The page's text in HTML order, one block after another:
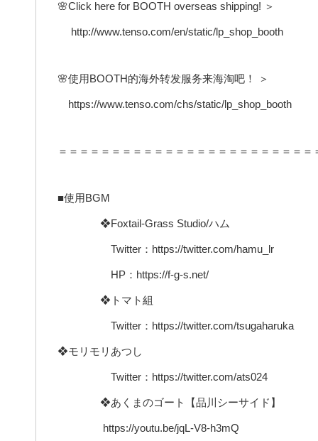
🌸Click here for BOOTH overseas shipping! ＞
http://www.tenso.com/en/static/lp_shop_booth
🌸使用BOOTH的海外转发服务来海淘吧！ ＞
https://www.tenso.com/chs/static/lp_shop_booth
＝＝＝＝＝＝＝＝＝＝＝＝＝＝＝＝＝＝＝＝＝＝＝＝
■使用BGM
❖Foxtail-Grass Studio/ハム
Twitter：https://twitter.com/hamu_lr
HP：https://f-g-s.net/
❖トマト組
Twitter：https://twitter.com/tsugaharuka
❖モリモリあつし
Twitter：https://twitter.com/ats024
❖あくまのゴート【品川シーサイド】
https://youtu.be/jqL-V8-h3mQ